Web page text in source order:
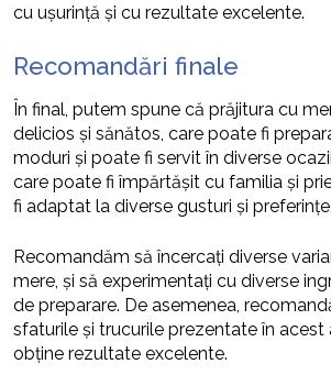
cu ușurință și cu rezultate excelente.
Recomandări finale
În final, putem spune că prăjitura cu
delicios și sănătos, care poate fi
moduri și poate fi servit în diverse
care poate fi împărtășit cu familia și
fi adaptat la diverse gusturi și preferințe.
Recomandăm să încercați diverse
mere, și să experimentați cu diverse
de preparare. De asemenea,
sfaturile și trucurile prezentate în acest
obține rezultate excelente.